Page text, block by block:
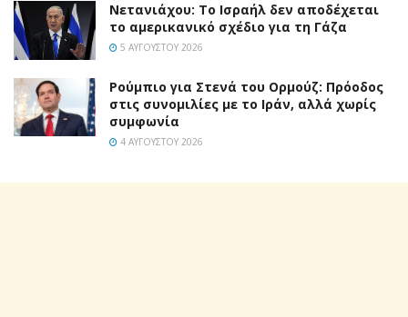
Νετανιάχου: Το Ισραήλ δεν αποδέχεται
το αμερικανικό σχέδιο για τη Γάζα
5 ΑΥΓΟΎΣΤΟΥ 2026
Ρούμπιο για Στενά του Ορμούζ: Πρόοδος
στις συνομιλίες με το Ιράν, αλλά χωρίς
συμφωνία
4 ΑΥΓΟΎΣΤΟΥ 2026